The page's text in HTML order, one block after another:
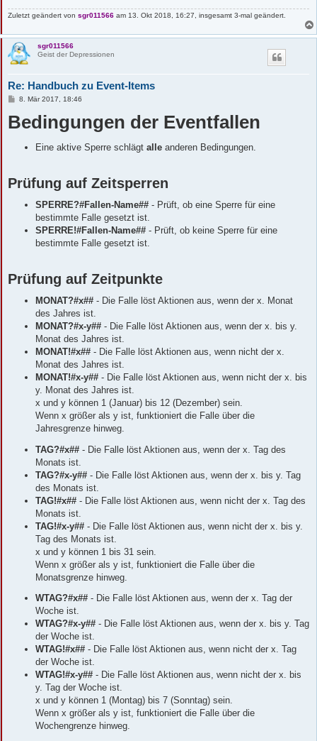
Zuletzt geändert von sgr011566 am 13. Okt 2018, 16:27, insgesamt 3-mal geändert.
sgr011566
Geist der Depressionen
Re: Handbuch zu Event-Items
B
i
t
8. Mär 2017, 18:46
Bedingungen der Eventfallen
Eine aktive Sperre schlägt alle anderen Bedingungen.
Prüfung auf Zeitsperren
SPERRE?#Fallen-Name## - Prüft, ob eine Sperre für eine
bestimmte Falle gesetzt ist.
SPERRE!#Fallen-Name## - Prüft, ob keine Sperre für eine
bestimmte Falle gesetzt ist.
Prüfung auf Zeitpunkte
MONAT?#x## - Die Falle löst Aktionen aus, wenn der x. Monat
des Jahres ist.
MONAT?#x-y## - Die Falle löst Aktionen aus, wenn der x. bis y.
Monat des Jahres ist.
MONAT!#x## - Die Falle löst Aktionen aus, wenn nicht der x.
Monat des Jahres ist.
MONAT!#x-y## - Die Falle löst Aktionen aus, wenn nicht der x. bis
y. Monat des Jahres ist.
x und y können 1 (Januar) bis 12 (Dezember) sein.
Wenn x größer als y ist, funktioniert die Falle über die
Jahresgrenze hinweg.
TAG?#x## - Die Falle löst Aktionen aus, wenn der x. Tag des
Monats ist.
TAG?#x-y## - Die Falle löst Aktionen aus, wenn der x. bis y. Tag
des Monats ist.
TAG!#x## - Die Falle löst Aktionen aus, wenn nicht der x. Tag des
Monats ist.
TAG!#x-y## - Die Falle löst Aktionen aus, wenn nicht der x. bis y.
Tag des Monats ist.
x und y können 1 bis 31 sein.
Wenn x größer als y ist, funktioniert die Falle über die
Monatsgrenze hinweg.
WTAG?#x## - Die Falle löst Aktionen aus, wenn der x. Tag der
Woche ist.
WTAG?#x-y## - Die Falle löst Aktionen aus, wenn der x. bis y. Tag
der Woche ist.
WTAG!#x## - Die Falle löst Aktionen aus, wenn nicht der x. Tag
der Woche ist.
WTAG!#x-y## - Die Falle löst Aktionen aus, wenn nicht der x. bis
y. Tag der Woche ist.
x und y können 1 (Montag) bis 7 (Sonntag) sein.
Wenn x größer als y ist, funktioniert die Falle über die
Wochengrenze hinweg.